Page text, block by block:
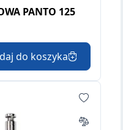
PANTO 125
do koszyka